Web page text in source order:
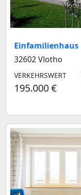
Einfamilienhaus
32602 Vlotho
VERKEHRSWERT
195.000 €